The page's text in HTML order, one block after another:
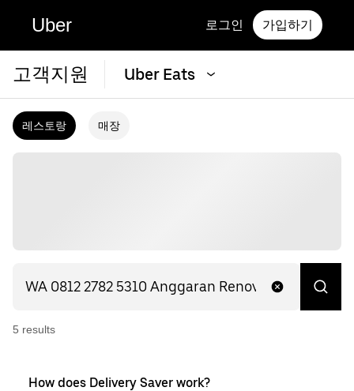
Uber 로그인 가입하기
고객지원 Uber Eats
레스토랑 매장
5 results
How does Delivery Saver work?